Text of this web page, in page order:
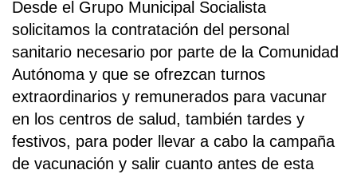
Desde el Grupo Municipal Socialista
solicitamos la contratación del personal
sanitario necesario por parte de la Comunidad
Autónoma y que se ofrezcan turnos
extraordinarios y remunerados para vacunar
en los centros de salud, también tardes y
festivos, para poder llevar a cabo la campaña
de vacunación y salir cuanto antes de esta